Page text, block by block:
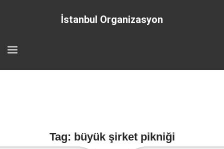
İstanbul Organizasyon
Tag: büyük şirket pikniği